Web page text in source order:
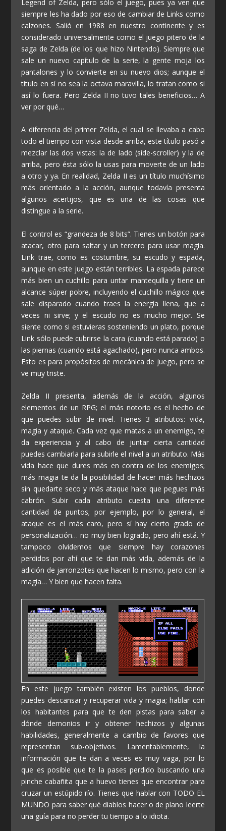
Legend of Zelda, pero sólo el juego, pues ya ven que
siempre les ha dado por eso de cambiar de Links como
calzones. Salió en 1988 en nuestro continente y es
considerado universalmente como el juego pitero de la
saga de Zelda (de los que hizo Nintendo). Siempre que
sale un nuevo capítulo de la serie, la gente moja los
pantalones y lo convierte en su nuevo dios; aunque el
título en sí no sea la octava maravilla, lo tratan como si
así lo fuera. Pero Zelda II no tuvo tales beneficios… A
ver por qué…
A diferencia del primer Zelda, el cual se llevaba a cabo
todo el tiempo con vista desde arriba, este título pasó a
mezclar las dos vistas: la de lado (side-scroller) y la de
arriba, pero ésta sólo la usas para moverte de un lado
a otro y ya. En realidad, Zelda II es un título muchísimo
más orientado a la acción, aunque todavía presenta
algunos acertijos, que es una de las cosas que
distingue a la serie.
El control es “grandeza de 8 bits”. Tienes un botón para
atacar, otro para saltar y un tercero para usar magia.
Link trae, como es costumbre, su escudo y espada,
aunque en este juego están terribles. La espada parece
más bien un cuchillo para untar mantequilla y tiene un
alcance súper pobre, incluyendo el cuchillo mágico que
sale disparado cuando traes la energía llena, que a
veces ni sirve; y el escudo no es mucho mejor. Se
siente como si estuvieras sosteniendo un plato, porque
Link sólo puede cubrirse la cara (cuando está parado) o
las piernas (cuando está agachado), pero nunca ambos.
Esto es para propósitos de mecánica de juego, pero se
ve muy triste.
Zelda II presenta, además de la acción, algunos
elementos de un RPG; el más notorio es el hecho de
que puedes subir de nivel. Tienes 3 atributos: vida,
magia y ataque. Cada vez que matas a un enemigo, te
da experiencia y al cabo de juntar cierta cantidad
puedes cambiarla para subirle el nivel a un atributo. Más
vida hace que dures más en contra de los enemigos;
más magia te da la posibilidad de hacer más hechizos
sin quedarte seco y más ataque hace que pegues más
cabrón. Subir cada atributo cuesta una diferente
cantidad de puntos; por ejemplo, por lo general, el
ataque es el más caro, pero sí hay cierto grado de
personalización… no muy bien logrado, pero ahí está. Y
tampoco olvidemos que siempre hay corazones
perdidos por ahí que te dan más vida, además de la
adición de jarronzotes que hacen lo mismo, pero con la
magia… Y bien que hacen falta.
En este juego también existen los pueblos, donde
puedes descansar y recuperar vida y magia; hablar con
los habitantes para que te den pistas para saber a
dónde demonios ir y obtener hechizos y algunas
habilidades, generalmente a cambio de favores que
representan sub-objetivos. Lamentablemente, la
información que te dan a veces es muy vaga, por lo
que es posible que te la pases perdido buscando una
pinche cabañita que a huevo tienes que encontrar para
cruzar un estúpido río. Tienes que hablar con TODO EL
MUNDO para saber qué diablos hacer o de plano leerte
una guía para no perder tu tiempo a lo idiota.